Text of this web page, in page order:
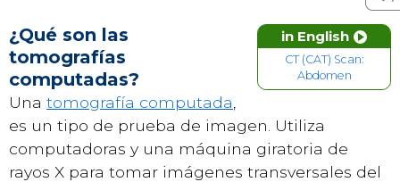
in English
CT (CAT) Scan:
Abdomen
¿Qué son las
tomografías
computadas?
Una tomografía computada
es un tipo de prueba de imagen. Utiliza
computadoras y una máquina giratoria de
rayos X para tomar imágenes transversales del